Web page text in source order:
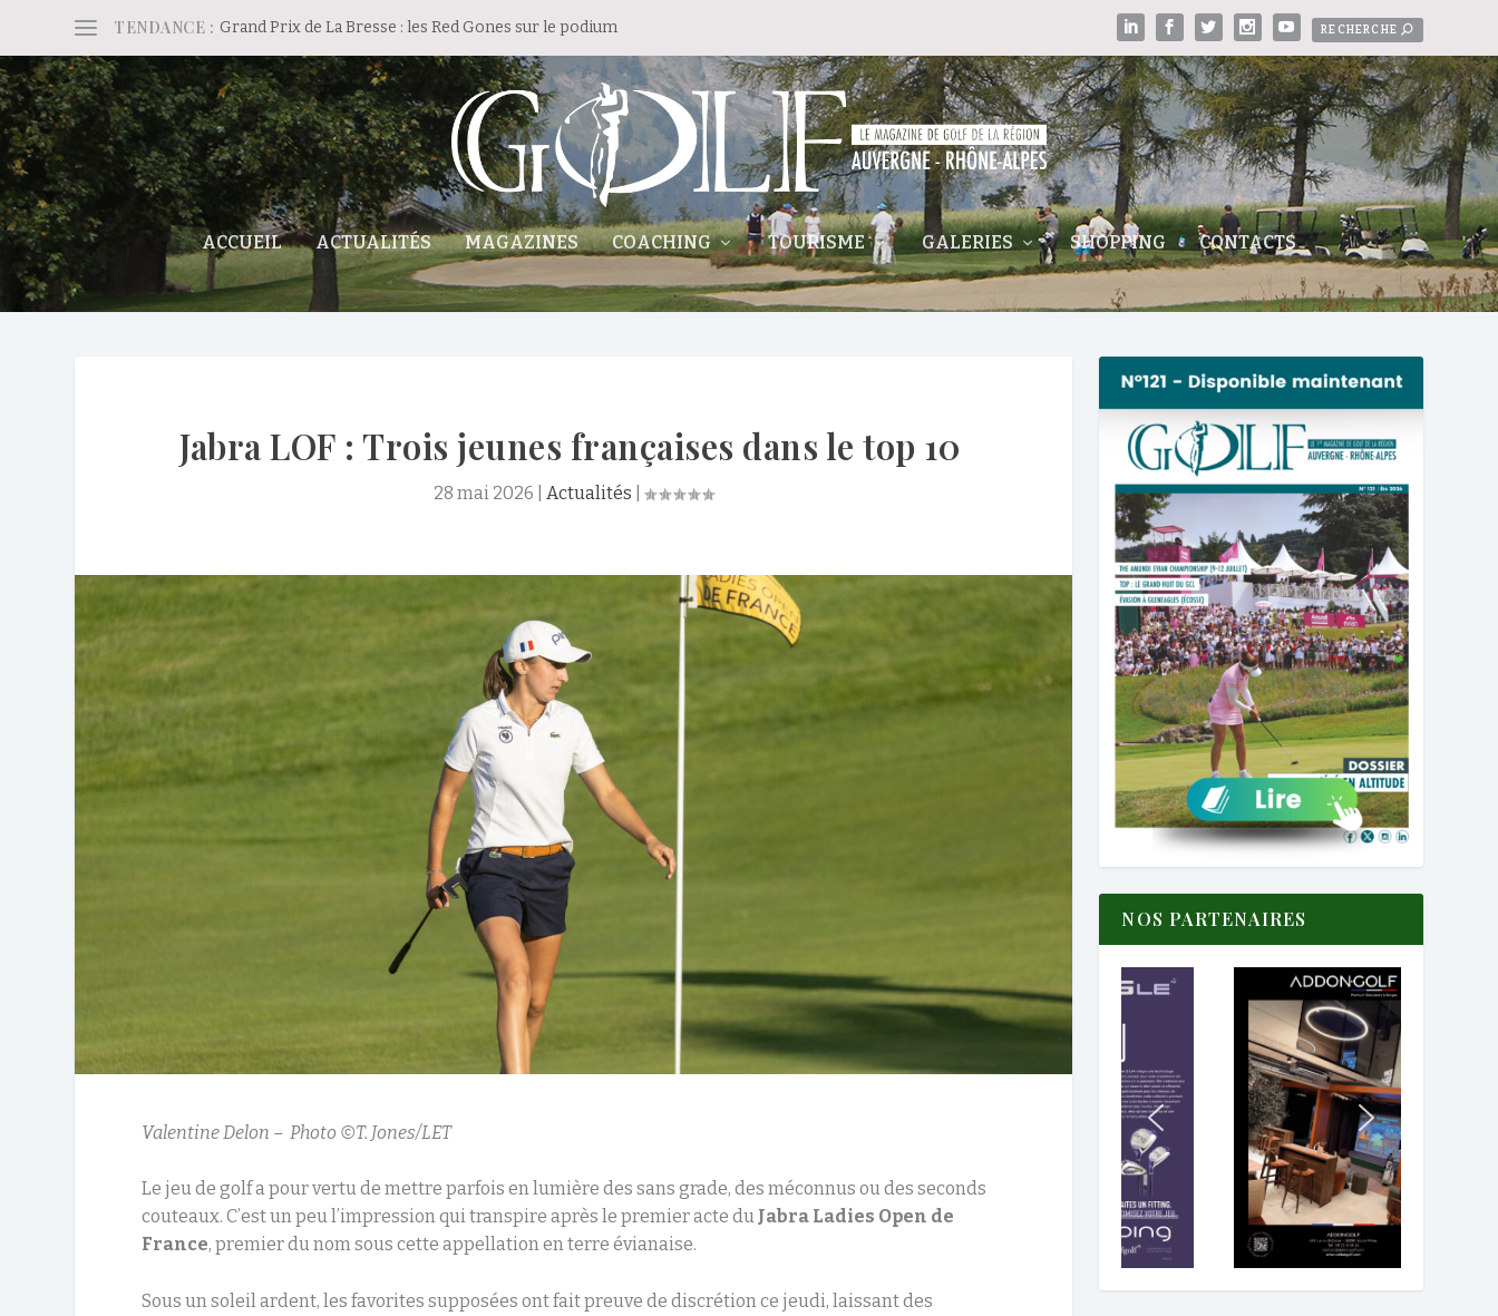
TENDANCE : Grand Prix de La Bresse : les Red Gones sur le podium
ACCUEIL ACTUALITÉS MAGAZINES COACHING TOURISME GALERIES SHOPPING CONTACTS
Jabra LOF : Trois jeunes françaises dans le top 10
28 mai 2026 |Actualités |
Valentine Delon – Photo ©T. Jones/LET
Le jeu de golf a pour vertu de mettre parfois en lumière des sans grade, des méconnus ou des seconds
couteaux. C’est un peu l’impression qui transpire après le premier acte du Jabra Ladies Open de
France, premier du nom sous cette appellation en terre évianaise.
Sous un soleil ardent, les favorites supposées ont fait preuve de discrétion ce jeudi, laissant des
NOS PARTENAIRES